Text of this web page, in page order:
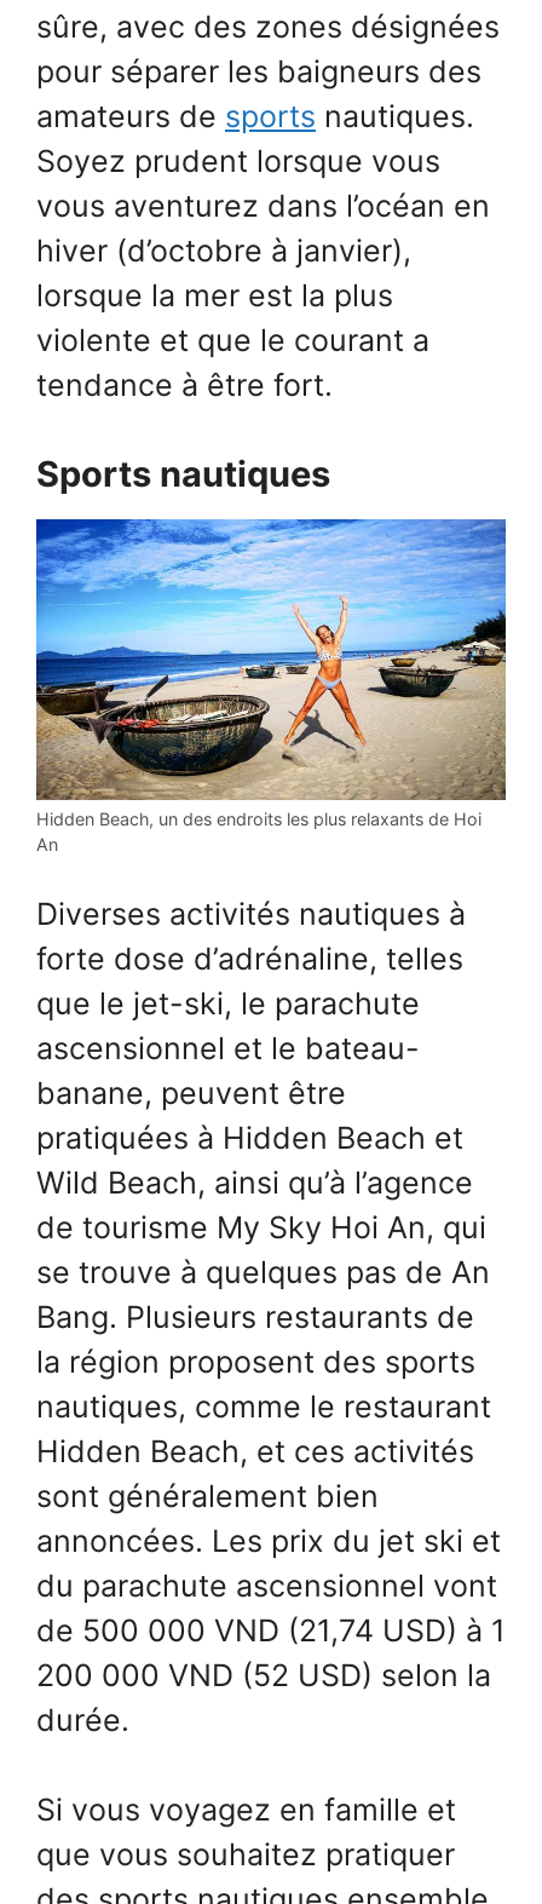
sûre, avec des zones désignées
pour séparer les baigneurs des
amateurs de sports nautiques.
Soyez prudent lorsque vous
vous aventurez dans l’océan en
hiver (d’octobre à janvier),
lorsque la mer est la plus
violente et que le courant a
tendance à être fort.
Sports nautiques
Hidden Beach, un des endroits les plus relaxants de Hoi
An
Diverses activités nautiques à
forte dose d’adrénaline, telles
que le jet-ski, le parachute
ascensionnel et le bateau-
banane, peuvent être
pratiquées à Hidden Beach et
Wild Beach, ainsi qu’à l’agence
de tourisme My Sky Hoi An, qui
se trouve à quelques pas de An
Bang. Plusieurs restaurants de
la région proposent des sports
nautiques, comme le restaurant
Hidden Beach, et ces activités
sont généralement bien
annoncées. Les prix du jet ski et
du parachute ascensionnel vont
de 500 000 VND (21,74 USD) à 1
200 000 VND (52 USD) selon la
durée.
Si vous voyagez en famille et
que vous souhaitez pratiquer